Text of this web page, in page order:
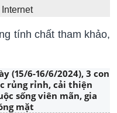
tính chất tham khảo,
(15/6-16/6/2024), 3 con
rủng rỉnh, cải thiện
sống viên mãn, gia
mặt